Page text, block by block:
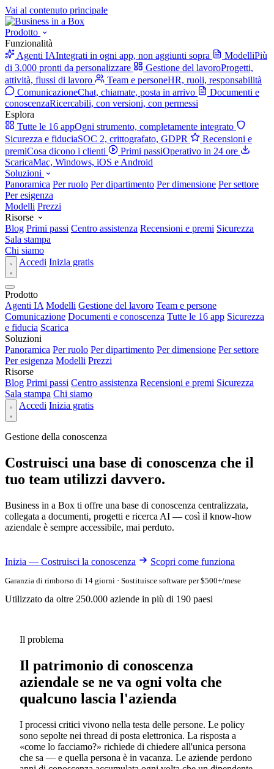
Vai al contenuto principale
Prodotto
Funzionalità
Agenti IAIntegrati in ogni app, non aggiunti sopra ModelliPiù
di 3.000 pronti da personalizzare
Gestione del lavoroProgetti,
attività, flussi di lavoro
Team e personeHR, ruoli, responsabilità
ComunicazioneChat, chiamate, posta in arrivo
Documenti e
conoscenzaRicercabili, con versioni, con permessi
Esplora
Tutte le 16 appOgni strumento, completamente integrato
Sicurezza e fiduciaSOC 2, crittografato, GDPR
Recensioni e
premiCosa dicono i clienti Primi passiOperativo in 24 ore
ScaricaMac, Windows, iOS e Android
Soluzioni
Panoramica Per ruolo Per dipartimento Per dimensione Per settore
Per esigenza
Modelli Prezzi
Risorse
Blog Primi passi Centro assistenza Recensioni e premi Sicurezza
Sala stampa
Chi siamo
Accedi Inizia gratis
Prodotto
Agenti IA Modelli Gestione del lavoro Team e persone
Comunicazione Documenti e conoscenza Tutte le 16 app Sicurezza
e fiducia Scarica
Soluzioni
Panoramica Per ruolo Per dipartimento Per dimensione Per settore
Per esigenza Modelli Prezzi
Risorse
Blog Primi passi Centro assistenza Recensioni e premi Sicurezza
Sala stampa Chi siamo
Accedi Inizia gratis
Gestione della conoscenza
Costruisci una base di conoscenza che il
tuo team utilizzi davvero.
Business in a Box ti offre una base di conoscenza centralizzata,
collegata a documenti, progetti e ricerca AI — così il know-how
aziendale è sempre accessibile, mai perduto.
Inizia — Costruisci la conoscenza Scopri come funziona
Garanzia di rimborso di 14 giorni · Sostituisce software per $500+/mese
Utilizzato da oltre 250.000 aziende in più di 190 paesi
Il problema
Il patrimonio di conoscenza
aziendale se ne va ogni volta che
qualcuno lascia l'azienda
I processi critici vivono nella testa delle persone. Le policy
sono sepolte nei thread di posta elettronica. La risposta a
«come lo facciamo?» richiede di chiedere all'unica persona
che sa — e quella persona è in vacanza. Le aziende perdono